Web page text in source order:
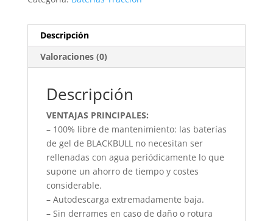
Descripción
Valoraciones (0)
Descripción
VENTAJAS PRINCIPALES:
– 100% libre de mantenimiento: las baterías
de gel de BLACKBULL no necesitan ser
rellenadas con agua periódicamente lo que
supone un ahorro de tiempo y costes
considerable.
– Autodescarga extremadamente baja.
– Sin derrames en caso de daño o rotura